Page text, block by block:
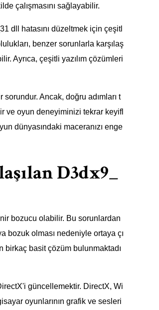
çalışmasını sağlayabilir.
dll hatasını düzeltmek için çeşitl
benzer sorunlarla karşılaş
Ayrıca, çeşitli yazılım çözümleri
Ancak, doğru adımları t
ve oyun deneyiminizi tekrar keyifl
dünyasındaki maceranızı enge
D3dx9_
bozucu olabilir. Bu sorunlardan
bozuk olması nedeniyle ortaya çı
birkaç basit çözüm bulunmaktadı
güncellemektir. DirectX, Wi
oyunlarının grafik ve sesleri